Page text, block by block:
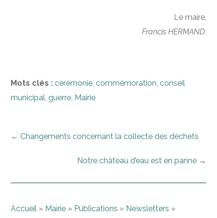
Le maire,
Francis HERMAND.
Mots clés : cérémonie,commémoration,conseil
municipal,guerre, Mairie
← Changements concernant la collecte des déchets
Notre château d’eau est en panne→
Accueil » Mairie » Publications » Newsletters »